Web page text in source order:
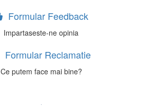
Formular Feedback
Impartaseste-ne opinia
Formular Reclamatie
Ce putem face mai bine?